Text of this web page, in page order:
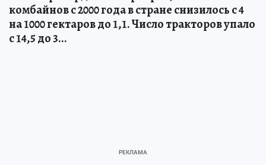
комбайнов с 2000 года в стране снизилось с 4
на 1000 гектаров до 1,1. Число тракторов упало
с 14,5 до 3...